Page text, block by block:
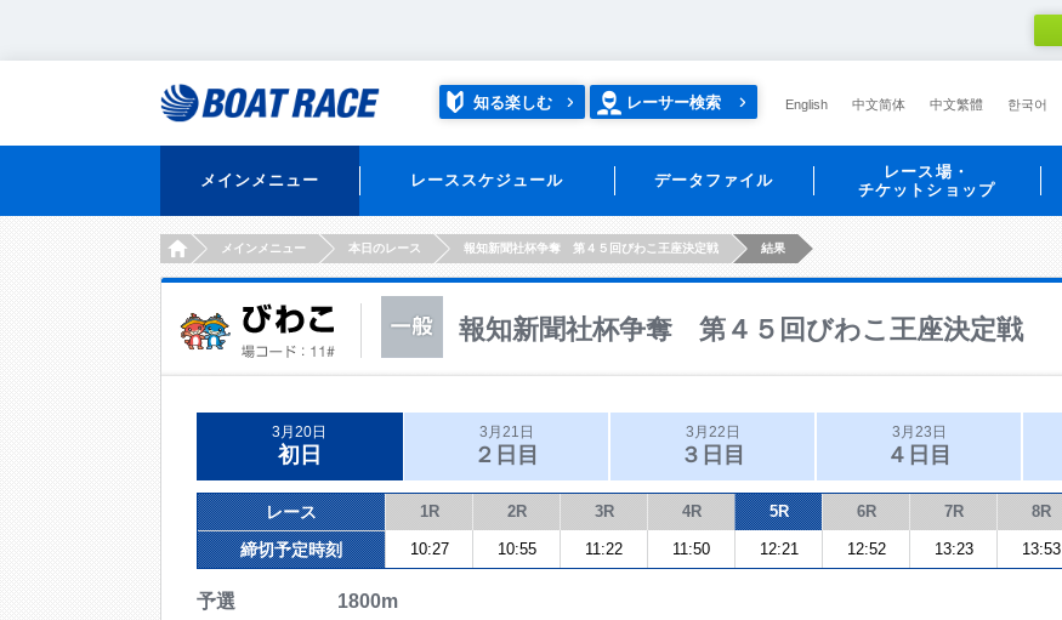
知る楽しむ レーサー検索 English 中文简体 中文繁體 한국어
メインメニュー レーススケジュール データファイル
レース場・
チケットショップ
HOMEメインメニュー 本日のレース 報知新聞社杯争奪 第４５回びわこ王座決定戦 結果
報知新聞社杯争奪 第４５回びわこ王座決定戦
3月20日
初日
3月21日
２日目
3月22日
３日目
3月23日
４日目
レース 1R 2R 3R 4R 5R 6R 7R 8R
締切予定時刻 10:27 10:55 11:22 11:50 12:21 12:52 13:23 13:53
予選 1800m